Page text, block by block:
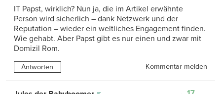
IT Papst, wirklich? Nun ja, die im Artikel erwähnte
Person wird sicherlich – dank Netzwerk und der
Reputation – wieder ein weltliches Engagement finden.
Wie gehabt. Aber Papst gibt es nur einen und zwar mit
Domizil Rom.
Antworten Kommentar melden